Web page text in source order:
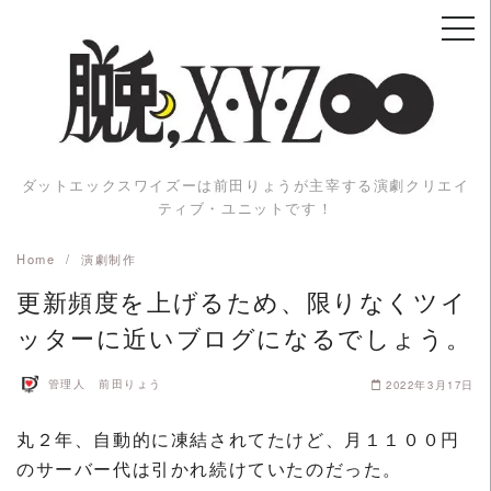
ダットエックスワイズーは前田りょうが主宰する演劇クリエイ
ティブ・ユニットです！
Home 演劇制作
更新頻度を上げるため、限りなくツイ
ッターに近いブログになるでしょう。
管理人 前田りょう 2022年3月17日
丸２年、自動的に凍結されてたけど、月１１００円
のサーバー代は引かれ続けていたのだった。